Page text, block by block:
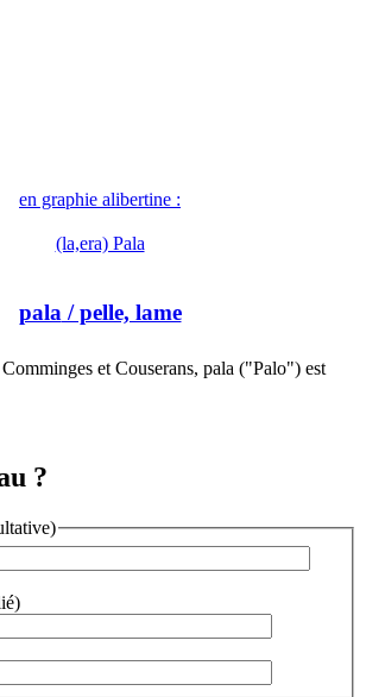
en graphie alibertine :
(la,era) Pala
pala / pelle, lame
et Couserans, pala ("Palo") est
?